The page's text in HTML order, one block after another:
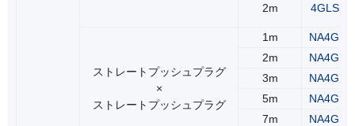
2m
ストレートプッシュプラグ
×
ストレートプッシュプラグ
1m
2m
3m
5m
7m